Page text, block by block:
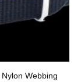
Webbing